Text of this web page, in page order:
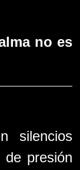
no es
silencios
de presión